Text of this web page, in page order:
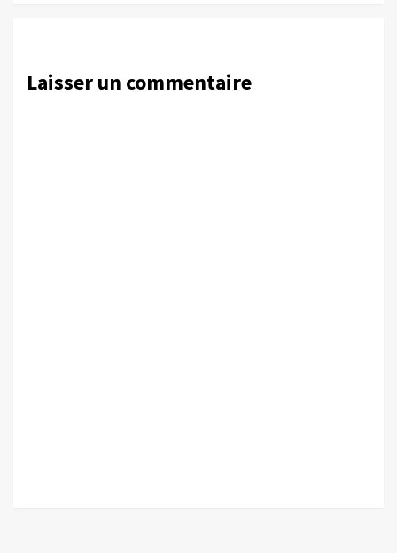
Laisser un commentaire